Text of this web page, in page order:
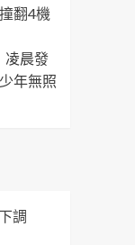
翻4機
凌晨發
年無照
調